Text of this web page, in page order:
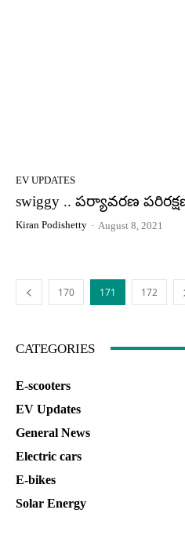
EV UPDATES
swiggy .. ప‌ర్యావ‌ర‌ణ
Kiran Podishetty - August 8, 2021
170 171 172
CATEGORIES
E-scooters
EV Updates
General News
Electric cars
E-bikes
Solar Energy